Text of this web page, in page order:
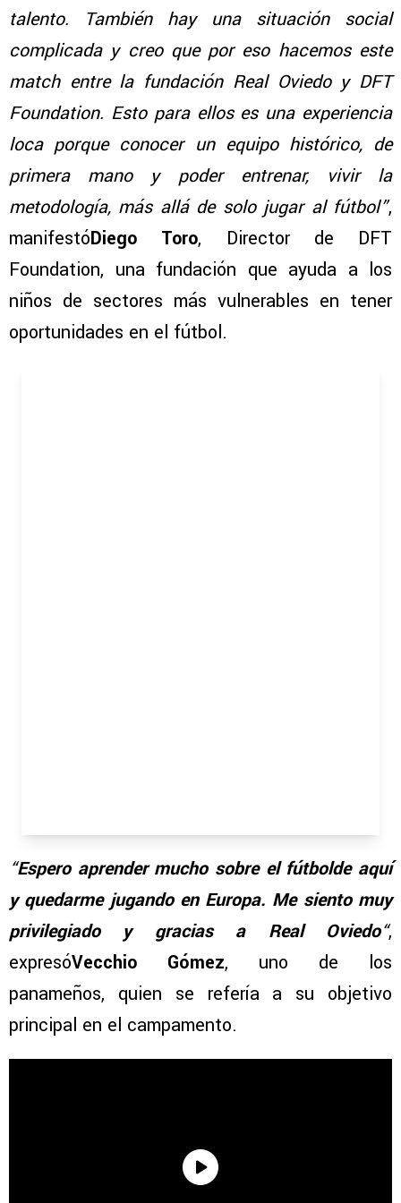
talento. También hay una situación social
complicada y creo que por eso hacemos este
match entre la fundación Real Oviedo y DFT
Foundation. Esto para ellos es una experiencia
loca porque conocer un equipo histórico, de
primera mano y poder entrenar, vivir la
metodología, más allá de solo jugar al fútbol”,
manifestóDiego Toro, Director de DFT
Foundation, una fundación que ayuda a los
niños de sectores más vulnerables en tener
oportunidades en el fútbol.
“Espero aprender mucho sobre el fútbolde aquí
y quedarme jugando en Europa. Me siento muy
privilegiado y gracias a Real Oviedo“,
expresóVecchio Gómez, uno de los
panameños, quien se refería a su objetivo
principal en el campamento.